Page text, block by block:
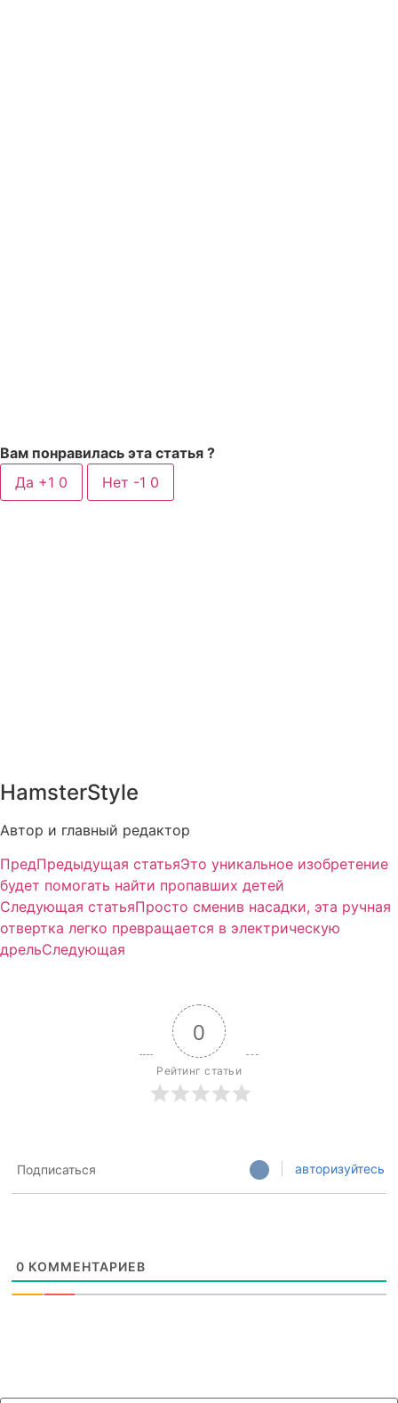
Вам понравилась эта статья ?
Да +1 0 Нет -1 0
HamsterStyle
Автор и главный редактор
ПредПредыдущая статьяЭто уникальное изобретение
будет помогать найти пропавших детей
Следующая статьяПросто сменив насадки, эта ручная
отвертка легко превращается в электрическую
дрельСледующая
0
Рейтинг статьи
Подписаться авторизуйтесь
0 КОММЕНТАРИЕВ